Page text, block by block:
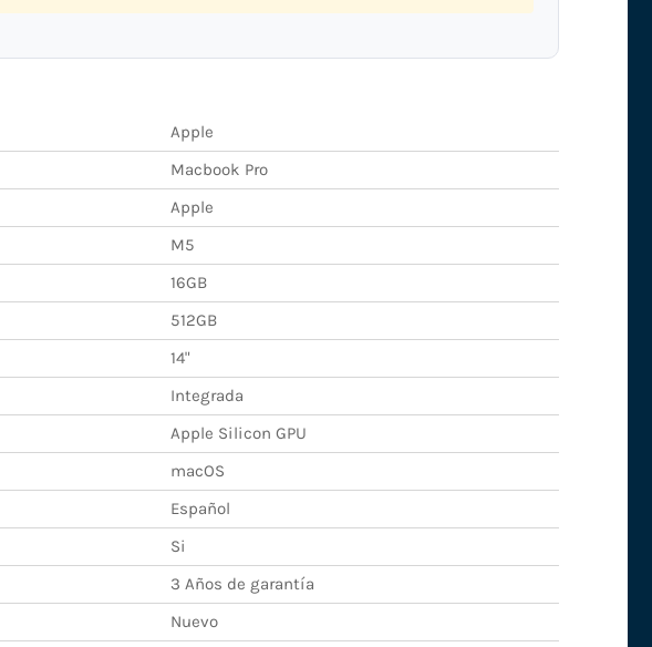
Apple
Macbook Pro
Apple
M5
16GB
512GB
14"
Integrada
Apple Silicon GPU
macOS
Español
Si
3 Años de garantía
Nuevo